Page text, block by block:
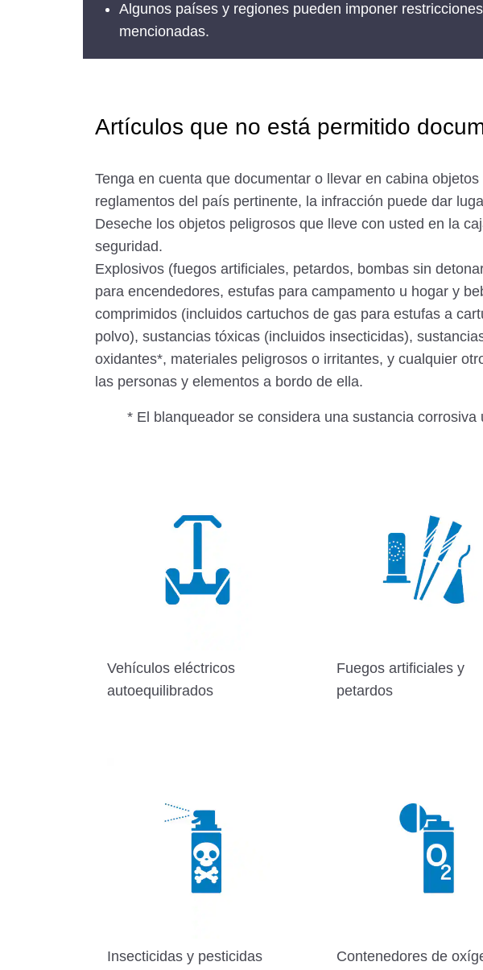
Algunos países y regiones pueden imponer
mencionadas.
Artículos que no está permitido
Tenga en cuenta que documentar o llevar en cabina
reglamentos del país pertinente, la infracción puede dar
Deseche los objetos peligrosos que lleve con usted en la
seguridad.
Explosivos (fuegos artificiales, petardos, bombas sin
para encendedores, estufas para campamento u hogar y
comprimidos (incluidos cartuchos de gas para estufas a
polvo), sustancias tóxicas (incluidos insecticidas),
oxidantes*, materiales peligrosos o irritantes, y cualquier
las personas y elementos a bordo de ella.
* El blanqueador se considera una sustancia
Vehículos eléctricos
autoequilibrados
Fuegos artificiales y
petardos
Insecticidas y pesticidas
Contenedores de